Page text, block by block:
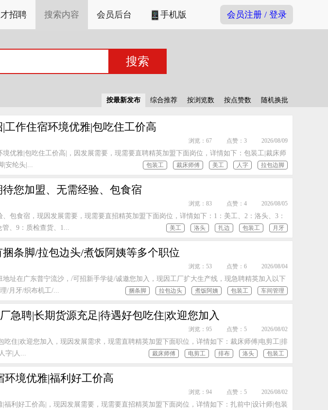
招聘 搜索内容 会员后台 手机版 会员注册 / 登录
按最新发布 综合推荐 按浏览数 按点赞数 随机换批
浏览：67 点赞：3 2026/08/09
作住宿环境优雅|包吃住工价高
优雅|包吃住工价高|，因发展需要，现需要直聘精英加盟下面岗位，详情如下：包装工|裁床师
|安纶头|...
包装工 裁床师傅 美工 人字 拉包边脚
浏览：83 点赞：4 2026/08/05
您加盟、无需经验、包食宿
包食宿，现因发展需要，现需要直招精英加盟下面岗位，详情如下：1：美工、2：洛头、3：
、9：质检查货、1...
美工 洛头 扎边 包装工 月牙
浏览：53 点赞：6 2026/08/04
条脚/拉包边头/煮饭阿姨等多个职位
址在广东普宁流沙，/可招新手学徒/诚邀您加入，现因工厂扩大生产线，现急聘精英加入以下
/月牙/织布机工/...
捆条脚 拉包边头 煮饭阿姨 包装工 车间管理
浏览：95 点赞：5 2026/08/02
急聘|长期货源充足|待遇好包吃住|欢迎您加入
吃住|欢迎您加入，现因发展需求，现需直聘精英加盟下面职位，详情如下：裁床师傅|电剪工|排
字|人...
裁床师傅 电剪工 排布 洛头 包装工
浏览：94 点赞：5 2026/08/02
境优雅|福利好工价高
利好工价高|，现因发展需要，现需要直招精英加盟下面岗位，详情如下：扎前中|设计师|包装